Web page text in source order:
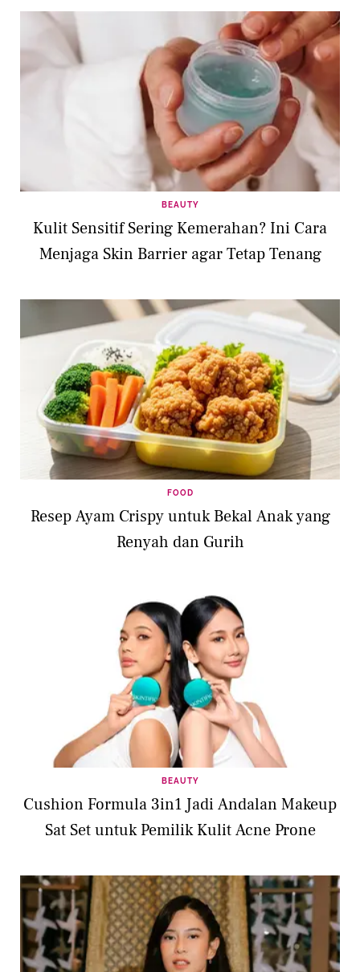
BEAUTY
Kulit Sensitif Sering Kemerahan? Ini Cara
Menjaga Skin Barrier agar Tetap Tenang
FOOD
Resep Ayam Crispy untuk Bekal Anak yang
Renyah dan Gurih
BEAUTY
Cushion Formula 3in1 Jadi Andalan Makeup
Sat Set untuk Pemilik Kulit Acne Prone